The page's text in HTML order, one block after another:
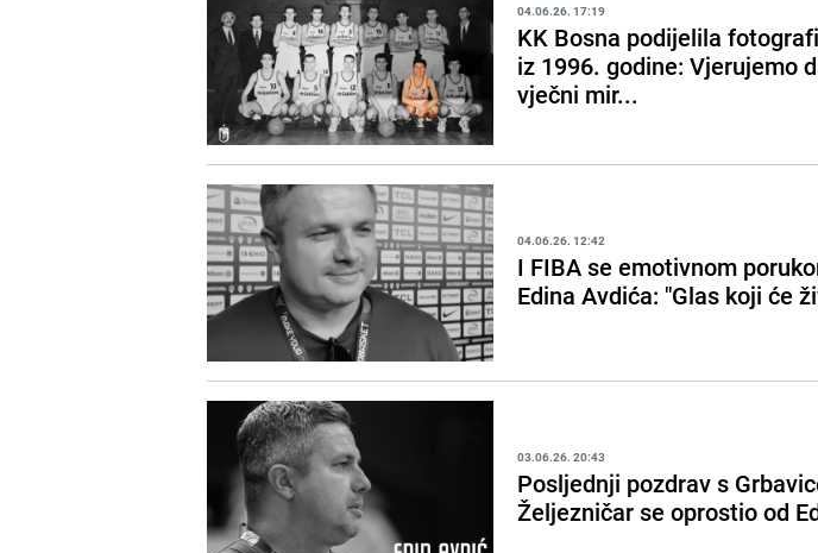
04.06.26. 17:19
KK Bosna podijelila
iz 1996. godine: Vjerujemo
vječni mir...
04.06.26. 12:42
I FIBA se emotivnom
Edina Avdića: "Glas koji će
03.06.26. 20:43
Posljednji pozdrav s
Željezničar se oprostio od